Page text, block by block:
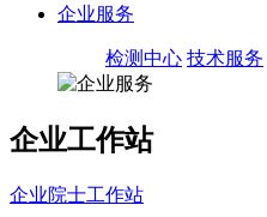
企业服务
检测中心 技术服务
企业工作站
企业院士工作站